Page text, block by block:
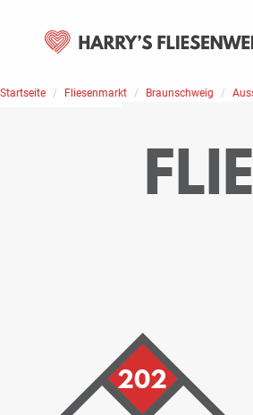
Home Stellplätze
Startseite Fliesenmarkt Braunschweig
202